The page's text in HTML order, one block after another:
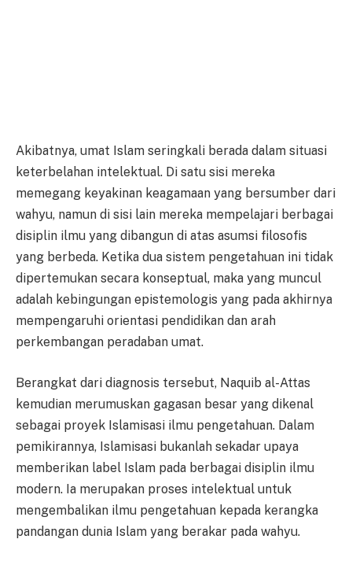
Akibatnya, umat Islam seringkali berada dalam situasi
keterbelahan intelektual. Di satu sisi mereka
memegang keyakinan keagamaan yang bersumber dari
wahyu, namun di sisi lain mereka mempelajari berbagai
disiplin ilmu yang dibangun di atas asumsi filosofis
yang berbeda. Ketika dua sistem pengetahuan ini tidak
dipertemukan secara konseptual, maka yang muncul
adalah kebingungan epistemologis yang pada akhirnya
mempengaruhi orientasi pendidikan dan arah
perkembangan peradaban umat.
Berangkat dari diagnosis tersebut, Naquib al-Attas
kemudian merumuskan gagasan besar yang dikenal
sebagai proyek Islamisasi ilmu pengetahuan. Dalam
pemikirannya, Islamisasi bukanlah sekadar upaya
memberikan label Islam pada berbagai disiplin ilmu
modern. Ia merupakan proses intelektual untuk
mengembalikan ilmu pengetahuan kepada kerangka
pandangan dunia Islam yang berakar pada wahyu.